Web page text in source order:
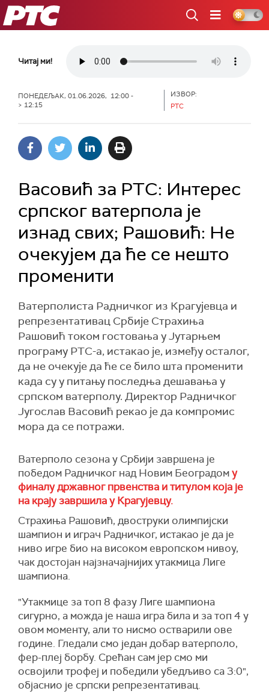
РТС
Читај ми!
ПОНЕДЕЉАК, 01.06.2026, 12:00 -
> 12:15
ИЗВОР:
РТС
Васовић за РТС: Интерес
српског ватерпола је
изнад свих; Рашовић: Не
очекујем да ће се нешто
променити
Ватерполиста Радничког из Крагујевца и
репрезентативац Србије Страхиња
Рашовић током гостовања у Јутарњем
програму РТС-а, истакао је, између осталог,
да не очекује да ће се било шта променити
када су у питању последња дешавања у
српском ватерполу. Директор Радничког
Југослав Васовић рекао је да компромис
мора да се потражи.
Ватерполо сезона у Србији завршена је
победом Радничког над Новим Београдому
финалу државног првенства и титулом која је
на крају завршила у Крагујевцу.
Страхиња Рашовић, двоструки олимпијски
шампион и играч Радничког, истакао је да је
ниво игре био на високом европском нивоу,
чак достојан најзначајнијих утакмица Лиге
шампиона.
"Утакмице за топ 8 фазу Лиге шампиона
сигурно, а можда је наша игра била и за топ 4 у
овом моменту, али то нисмо остварили ове
године. Гледали смо један добар ватерполо,
фер-плеј борбу. Срећан сам јер смо ми
освојили трофеј и победили убедљиво са 3:0",
објаснио је српски репрезентативац.